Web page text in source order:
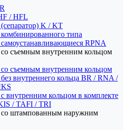
/ HFL
K / KT
типа
RPNA
съемным внутренним кольцом
съемным внутренним кольцом
внутреннего кольца BR / RNA /
внутренним кольцом в комплекте
/ TAFI / TRI
штампованным наружним